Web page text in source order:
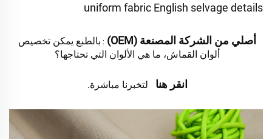
أصلي من الشركة المصنعة (OEM) :
ألوان القماش، ما هي الألوان التي تحتاجها؟
انقر هنا لتخبرنا مباشرة.